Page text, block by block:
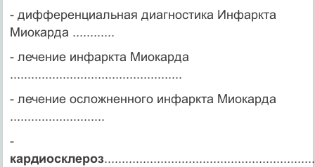
- дифференциальная диагностика Инфаркта
Миокарда ............
- лечение инфаркта Миокарда
.................................................
- лечение осложненного инфаркта Миокарда
...........................
-
кардиосклероз